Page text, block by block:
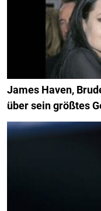
James Haven,
über sein größtes